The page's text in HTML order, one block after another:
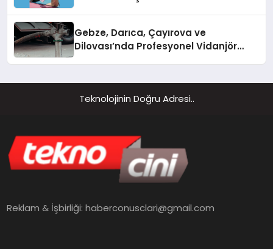
Gebze, Darıca, Çayırova ve
Dilovası’nda Profesyonel Vidanjör
Teknolojinin Doğru Adresi..
Reklam & İşbirliği:haberconusclari@gmail.com